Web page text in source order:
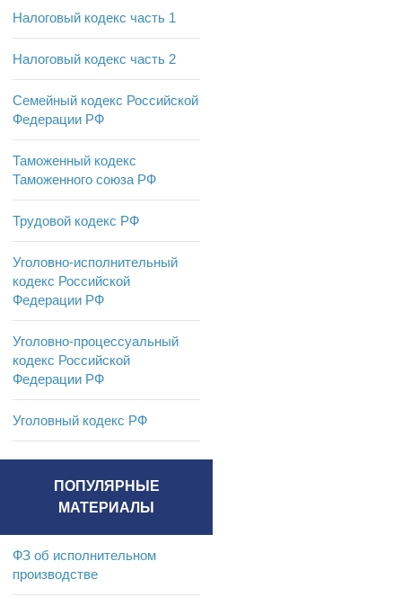
Налоговый кодекс часть 1
Налоговый кодекс часть 2
Семейный кодекс Российской
Федерации РФ
Таможенный кодекс
Таможенного союза РФ
Трудовой кодекс РФ
Уголовно-исполнительный
кодекс Российской
Федерации РФ
Уголовно-процессуальный
кодекс Российской
Федерации РФ
Уголовный кодекс РФ
ПОПУЛЯРНЫЕ
МАТЕРИАЛЫ
ФЗ об исполнительном
производстве